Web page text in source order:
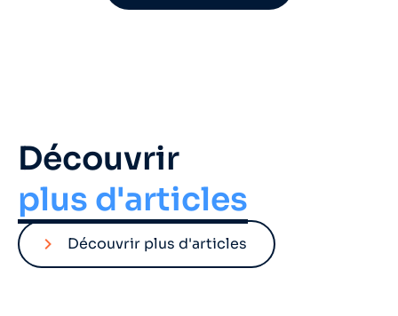
Découvrir
plus d'articles
Découvrir plus d'articles